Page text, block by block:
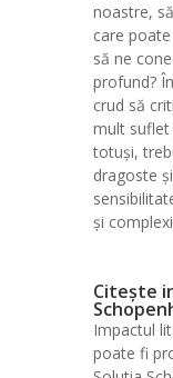
noastre,
care
să ne
profund?
crud să
mult suflet
totuși,
dragoste
și
Citește
Impactul
poate fi